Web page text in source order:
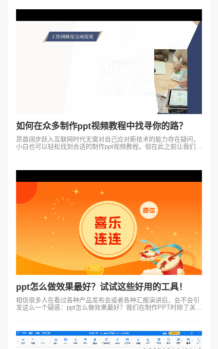
如何在众多制作ppt视频教程中找寻你的路？
昂首阔步跃入互联网时代无需对自己应对新技术的能力存在疑问，
小白也可以轻松找到合适的制作ppt视频教程。但在此之前让我们先
ppt怎么做效果最好？试试这些好用的工具！
相信很多人在看过各种产品发布会或者各种汇报演讲后，会不会引
发这么一个疑惑：ppt怎么做效果最好？我们在制作PPT时除了关注